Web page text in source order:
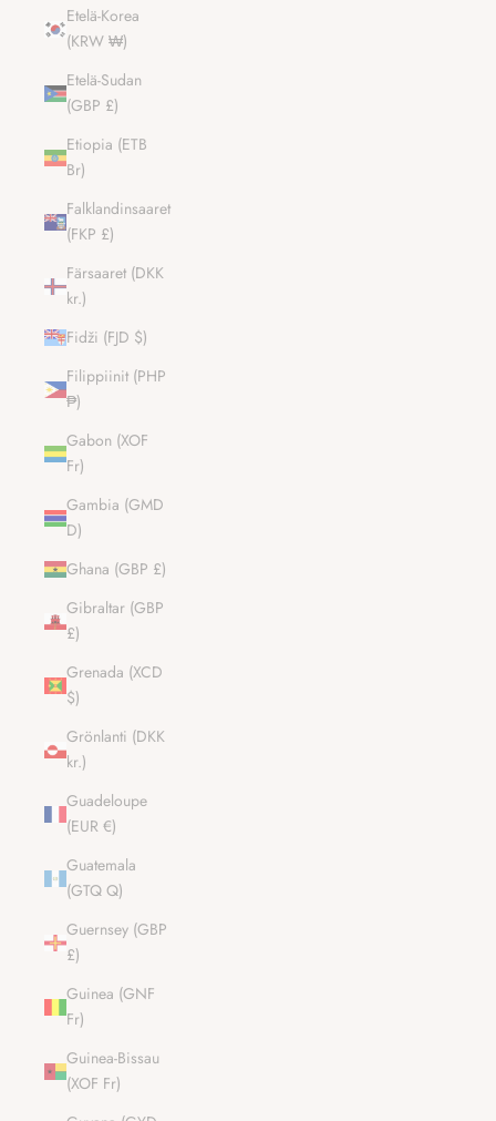
Etelä-Korea
(KRW ₩)
Etelä-Sudan
(GBP £)
Etiopia (ETB
Br)
Falklandinsaaret
(FKP £)
Färsaaret (DKK
kr.)
Fidži (FJD $)
Filippiinit (PHP
₱)
Gabon (XOF
Fr)
Gambia (GMD
D)
Ghana (GBP £)
Gibraltar (GBP
£)
Grenada (XCD
$)
Grönlanti (DKK
kr.)
Guadeloupe
(EUR €)
Guatemala
(GTQ Q)
Guernsey (GBP
£)
Guinea (GNF
Fr)
Guinea-Bissau
(XOF Fr)